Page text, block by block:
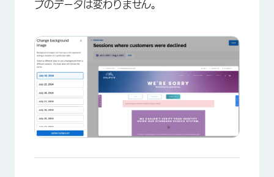
プのデータは変わりません。